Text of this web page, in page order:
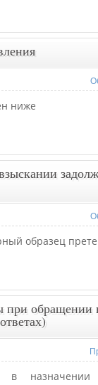
ниже
образец
при обращении
в